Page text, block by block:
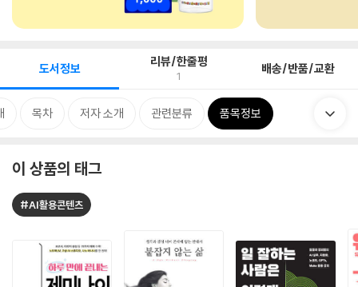
도서정보 리뷰/한줄평
1 배송/반품/교환
목차 저자 소개 관련분류 품목정보
이 상품의 태그
#AI활용콘텐츠